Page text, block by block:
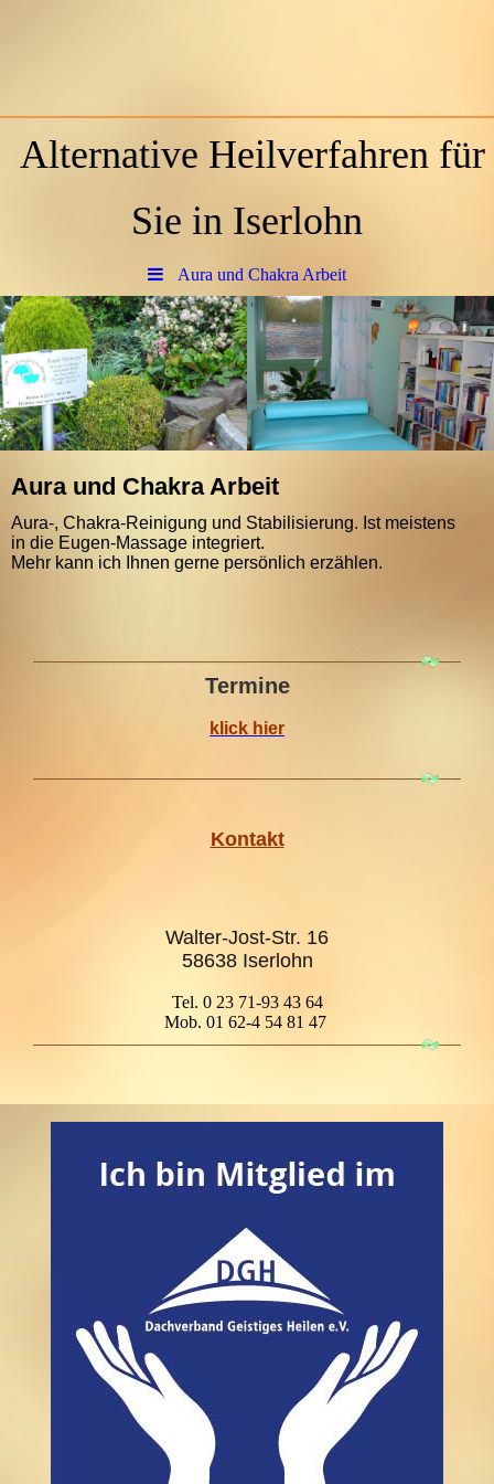
Alternative Heilverfahren für
Sie in Iserlohn
Aura und Chakra Arbeit
Aura und Chakra Arbeit
Aura-, Chakra-Reinigung und Stabilisierung. Ist meistens
in die Eugen-Massage integriert.
Mehr kann ich Ihnen gerne persönlich erzählen.
Termine
klick hier
Kontakt
Walter-Jost-Str. 16
58638 Iserlohn
Tel. 0 23 71-93 43 64
Mob. 01 62-4 54 81 47